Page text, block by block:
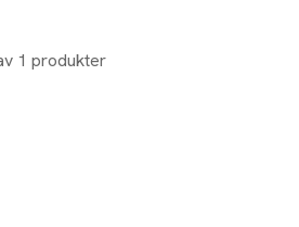
1 produkter